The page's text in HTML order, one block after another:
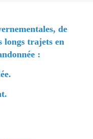
de
longs trajets en
: